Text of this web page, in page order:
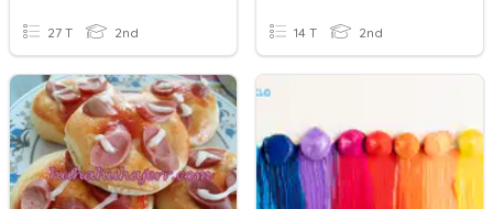
27 T 2nd 14 T 2nd